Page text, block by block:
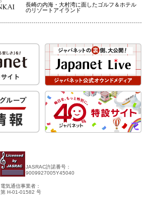
長崎の内海・大村湾に面したゴルフ＆ホテル
のリゾートアイランド
JASRAC許諾番号：
9009927005Y45040
電気通信事業者：
第 H-01-01582 号